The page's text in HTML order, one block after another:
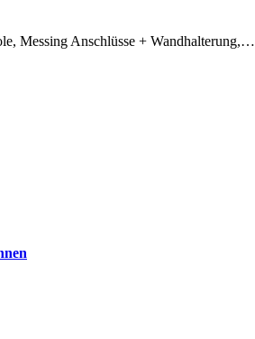
Messing Anschlüsse + Wandhalterung,…